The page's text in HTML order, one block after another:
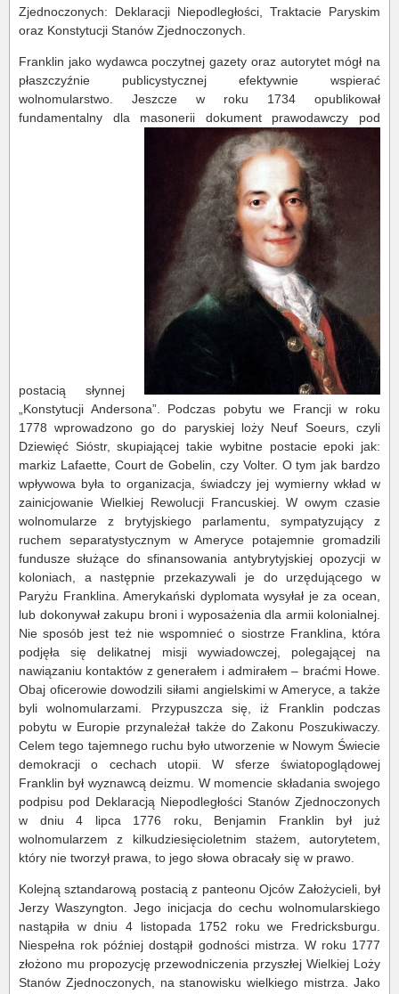
Zjednoczonych: Deklaracji Niepodległości, Traktacie Paryskim
oraz Konstytucji Stanów Zjednoczonych.
Franklin jako wydawca poczytnej gazety oraz autorytet mógł na
płaszczyźnie publicystycznej efektywnie wspierać
wolnomularstwo. Jeszcze w roku 1734 opublikował
fundamentalny dla masonerii dokument prawodawczy pod
postacią słynnej
„Konstytucji Andersona”. Podczas pobytu we Francji w roku
1778 wprowadzono go do paryskiej loży Neuf Soeurs, czyli
Dziewięć Sióstr, skupiającej takie wybitne postacie epoki jak:
markiz Lafaette, Court de Gobelin, czy Volter. O tym jak bardzo
wpływowa była to organizacja, świadczy jej wymierny wkład w
zainicjowanie Wielkiej Rewolucji Francuskiej. W owym czasie
wolnomularze z brytyjskiego parlamentu, sympatyzujący z
ruchem separatystycznym w Ameryce potajemnie gromadzili
fundusze służące do sfinansowania antybrytyjskiej opozycji w
koloniach, a następnie przekazywali je do urzędującego w
Paryżu Franklina. Amerykański dyplomata wysyłał je za ocean,
lub dokonywał zakupu broni i wyposażenia dla armii kolonialnej.
Nie sposób jest też nie wspomnieć o siostrze Franklina, która
podjęła się delikatnej misji wywiadowczej, polegającej na
nawiązaniu kontaktów z generałem i admirałem – braćmi Howe.
Obaj oficerowie dowodzili siłami angielskimi w Ameryce, a także
byli wolnomularzami. Przypuszcza się, iż Franklin podczas
pobytu w Europie przynależał także do Zakonu Poszukiwaczy.
Celem tego tajemnego ruchu było utworzenie w Nowym Świecie
demokracji o cechach utopii. W sferze światopoglądowej
Franklin był wyznawcą deizmu. W momencie składania swojego
podpisu pod Deklaracją Niepodległości Stanów Zjednoczonych
w dniu 4 lipca 1776 roku, Benjamin Franklin był już
wolnomularzem z kilkudziesięcioletnim stażem, autorytetem,
który nie tworzył prawa, to jego słowa obracały się w prawo.
Kolejną sztandarową postacią z panteonu Ojców Założycieli, był
Jerzy Waszyngton. Jego inicjacja do cechu wolnomularskiego
nastąpiła w dniu 4 listopada 1752 roku we Fredricksburgu.
Niespełna rok później dostąpił godności mistrza. W roku 1777
złożono mu propozycję przewodniczenia przyszłej Wielkiej Loży
Stanów Zjednoczonych, na stanowisku wielkiego mistrza. Jako